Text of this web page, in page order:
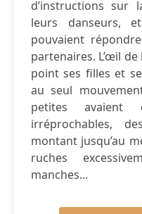
d’instructions sur
leurs danseurs,
pouvaient
partenaires. L’œil
point ses filles et
au seul
petites
irréprochables,
montant jusqu’au
ruches
manches...